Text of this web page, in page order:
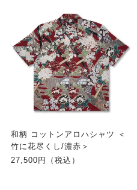
和柄 コットンアロハシャツ ＜
竹に花尽くし/濃赤＞
27,500円（税込）